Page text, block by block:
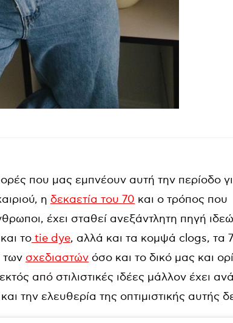
που μας εμπνέουν αυτή την περίοδο
η δεκαετία του 70 και ο τρόπος που
έχει σταθεί ανεξάντλητη πηγή
το tie dye, αλλά και τα κομψά clogs, τα
των σχεδιαστών όσο και το δικό μας και
από στιλιστικές ιδέες μάλλον έχει
την ελευθερία της οπτιμιστικής αυτής